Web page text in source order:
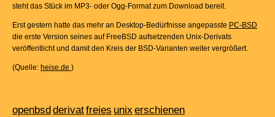
steht das Stück im MP3- oder Ogg-Format zum Download bereit.
Erst gestern hatte das mehr an Desktop-Bedürfnisse angepasste PC-BSD
die erste Version seines auf FreeBSD aufsetzenden Unix-Derivats
veröffentlicht und damit den Kreis der BSD-Varianten weiter vergrößert.
(Quelle: heise.de )
openbsd derivatfreies unix erschienen